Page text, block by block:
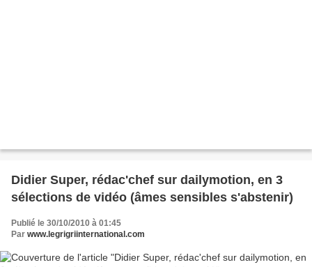
Didier Super, rédac'chef sur dailymotion, en 3
sélections de vidéo (âmes sensibles s'abstenir)
Publié le 30/10/2010 à 01:45
Par www.legrigriinternational.com